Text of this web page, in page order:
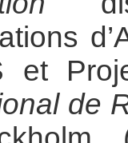
et
de